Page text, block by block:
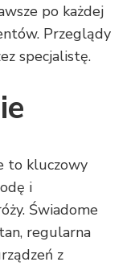
po każdej
Przeglądy
specjalistę.
to kluczowy
i
Świadome
regularna
z